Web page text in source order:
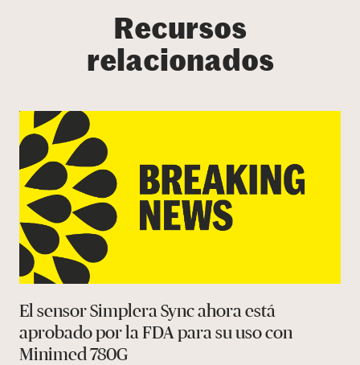
Recursos
relacionados
El sensor Simplera Sync ahora está
aprobado por la FDA para su uso con
Minimed 780G